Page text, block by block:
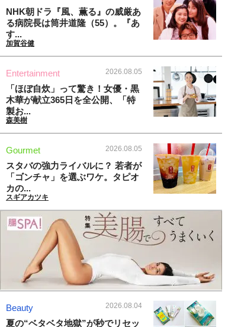
NHK朝ドラ『風、薫る』の威厳あ
る病院長は筒井道隆（55）。『あ
す...
加賀谷健
Entertainment 2026.08.05
「ほぼ自炊」って驚き！女優・黒
木華が献立365日を全公開、「特
製お...
森美樹
Gourmet 2026.08.05
スタバの強力ライバルに？ 若者が
「ゴンチャ」を選ぶワケ。タピオ
カの...
スギアカツキ
Beauty 2026.08.04
夏の“ベタベタ地獄”が秒でリセッ